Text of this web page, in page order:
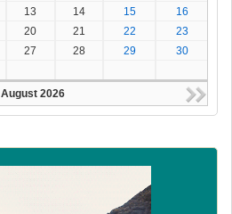
13 14 15
16
20 21 22
23
27 28 29
30
August 2026